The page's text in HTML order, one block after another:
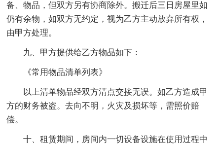
备、物品，但双方另有协商除外。搬迁后三日房屋里如
仍有余物，如双方无约定，视为乙方主动放弃所有权，
由甲方处理。
九、甲方提供给乙方物品如下：
《常用物品清单列表》
以上清单物品经双方清点交接无误。如乙方造成甲
方的财务被盗。去向不明，火灾及损坏等，需照价赔
偿。
十、租赁期间，房间内一切设备设施在使用过程中